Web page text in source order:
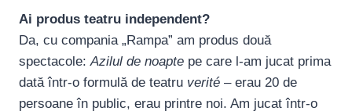
Ai produs teatru independent?
Da, cu compania „Rampa” am produs două
spectacole:Azilul de noapte pe care l-am jucat prima
dată într-o formulă de teatru verité – erau 20 de
persoane în public, erau printre noi. Am jucat într-o